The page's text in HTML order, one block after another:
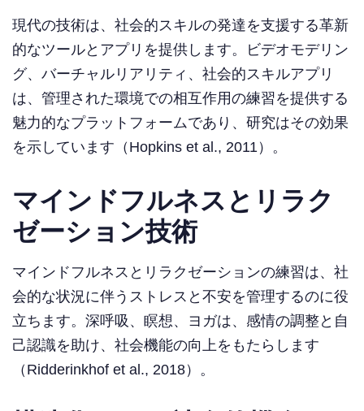
現代の技術は、社会的スキルの発達を支援する革新
的なツールとアプリを提供します。ビデオモデリン
グ、バーチャルリアリティ、社会的スキルアプリ
は、管理された環境での相互作用の練習を提供する
魅力的なプラットフォームであり、研究はその効果
を示しています（Hopkins et al., 2011）。
マインドフルネスとリラク
ゼーション技術
マインドフルネスとリラクゼーションの練習は、社
会的な状況に伴うストレスと不安を管理するのに役
立ちます。深呼吸、瞑想、ヨガは、感情の調整と自
己認識を助け、社会機能の向上をもたらします
（Ridderinkhof et al., 2018）。